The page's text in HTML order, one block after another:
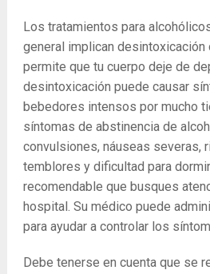
Los tratamientos para
general implican desintoxicación
permite que tu cuerpo deje de
desintoxicación puede causar
bebedores intensos por mucho
síntomas de abstinencia de
convulsiones, náuseas severas,
temblores y dificultad para
recomendable que busques
hospital. Su médico puede
para ayudar a controlar los
Debe tenerse en cuenta que se